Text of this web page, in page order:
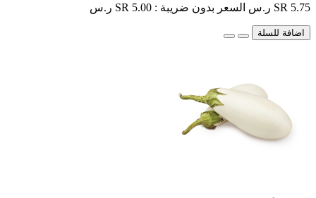
SR 5.75 ر.س السعر بدون ضريبة : SR 5.00 ر.س
اضافة للسلة